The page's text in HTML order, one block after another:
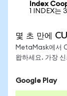
Index
1 INDEX는
몇 초 만에
MetaMask에서
왑하세요. 가장
Google Play